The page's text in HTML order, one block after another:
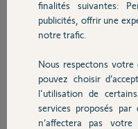
Domotique
Chauffage
Autres produits
il y a plus de 5 ans
Participer
Réponses
finalités suivantes:
publicités, offrir une
notre trafic.
Nous respectons
pouvez choisir
l'utilisation de
services proposés
n’affectera pas